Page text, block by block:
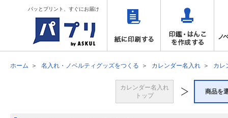
パッとプリント、すぐにお届け
ホーム 名入れ・ノベルティグッズをつくる カレンダー名入れ カレ
カレンダー名入れ
トップ
商品を